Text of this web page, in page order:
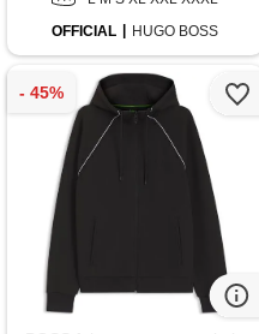
OFFICIAL
HUGO BOSS